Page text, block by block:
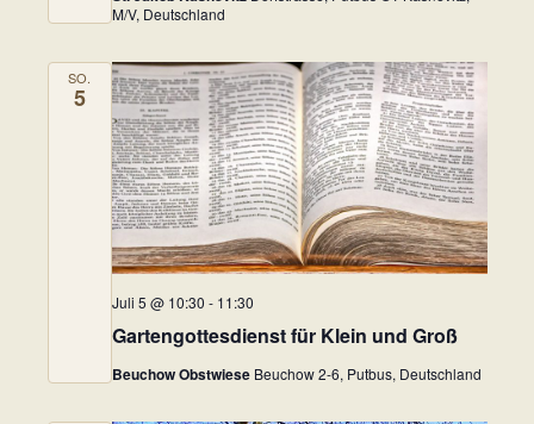
M/V, Deutschland
SO.
5
Gartengottesdienst für Klein und Groß
Juli 5 @ 10:30 - 11:30
Beuchow Obstwiese Beuchow 2-6, Putbus, Deutschland